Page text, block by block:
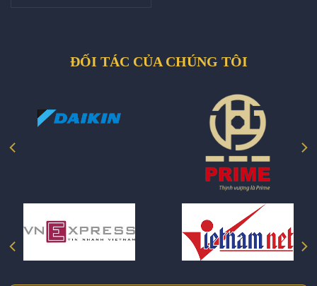
ĐỐI TÁC CỦA CHÚNG TÔI